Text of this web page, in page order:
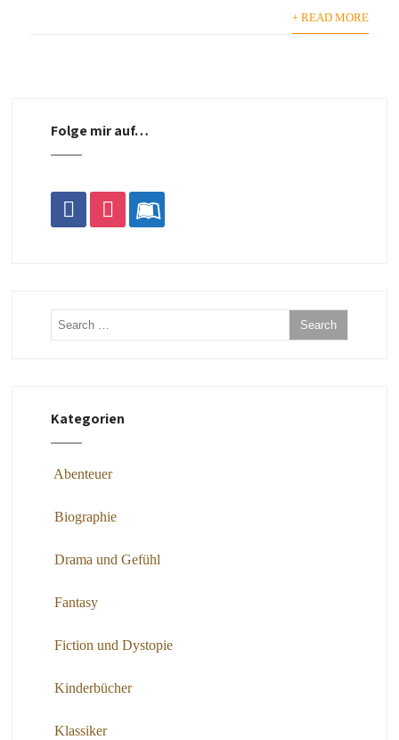
+ READ MORE
Folge mir auf…
facebookinstagramleanpub
Kategorien
Abenteuer
Biographie
Drama und Gefühl
Fantasy
Fiction und Dystopie
Kinderbücher
Klassiker